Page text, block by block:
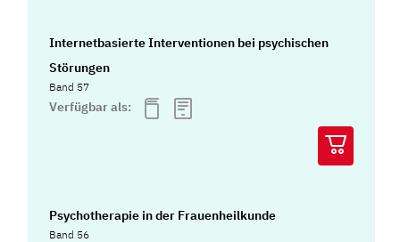
Internetbasierte Interventionen bei psychischen
Störungen
Band 57
Verfügbar als:
Psychotherapie in der Frauenheilkunde
Band 56